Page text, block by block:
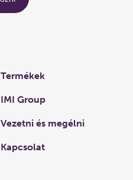
Termékek
IMI Group
Vezetni és megélni
Kapcsolat